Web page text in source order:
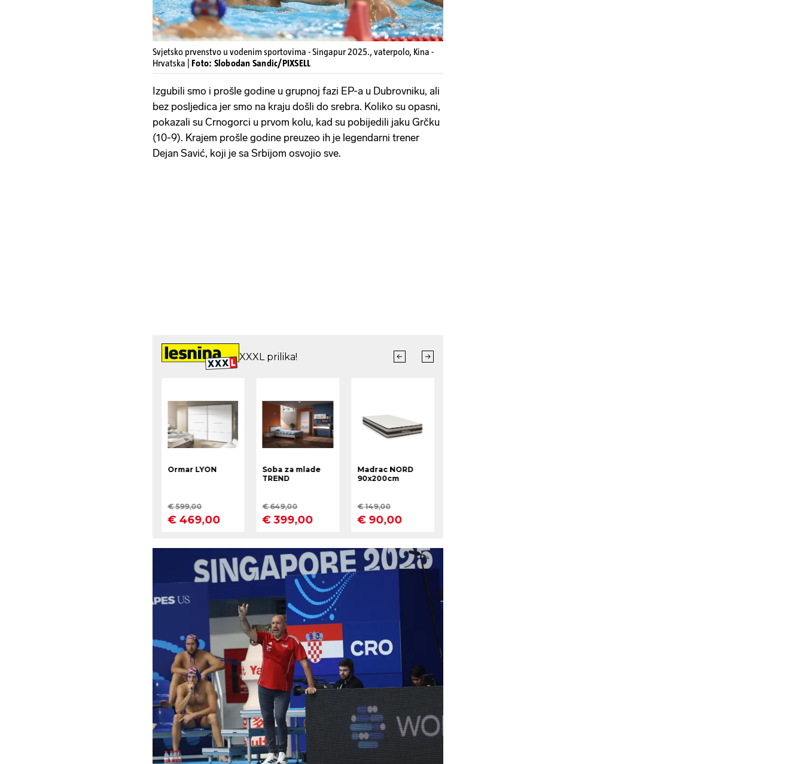
Svjetsko prvenstvo u vodenim sportovima - Singapur 2025., vaterpolo, Kina -
Hrvatska | Foto: Slobodan Sandic/PIXSELL
Izgubili smo i prošle godine u grupnoj fazi EP-a u Dubrovniku, ali
bez posljedica jer smo na kraju došli do srebra. Koliko su opasni,
pokazali su Crnogorci u prvom kolu, kad su pobijedili jaku Grčku
(10-9). Krajem prošle godine preuzeo ih je legendarni trener
Dejan Savić, koji je sa Srbijom osvojio sve.